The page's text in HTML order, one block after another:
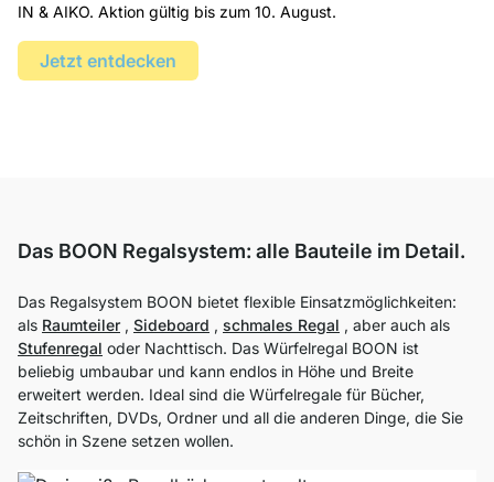
IN & AIKO. Aktion gültig bis zum 10. August.
Jetzt entdecken
Das BOON Regalsystem: alle Bauteile im Detail.
Das Regalsystem BOON bietet flexible Einsatzmöglichkeiten:
als Raumteiler , Sideboard , schmales Regal , aber auch als
Stufenregal oder Nachttisch. Das Würfelregal BOON ist
beliebig umbaubar und kann endlos in Höhe und Breite
erweitert werden. Ideal sind die Würfelregale für Bücher,
Zeitschriften, DVDs, Ordner und all die anderen Dinge, die Sie
schön in Szene setzen wollen.